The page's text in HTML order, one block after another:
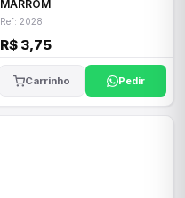
MARROM
Ref: 2028
R$ 3,75
Carrinho Pedir